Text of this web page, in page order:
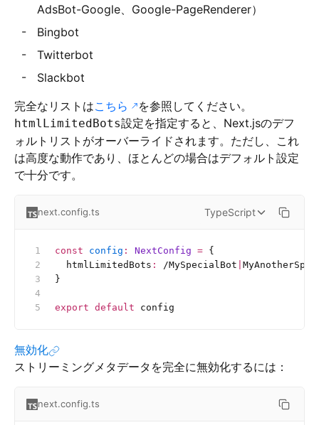
AdsBot-Google、Google-PageRenderer）
Bingbot
Twitterbot
Slackbot
完全なリストはこちら を参照してください。
htmlLimitedBots設定を指定すると、Next.jsのデフ
ォルトリストがオーバーライドされます。ただし、これ
は高度な動作であり、ほとんどの場合はデフォルト設定
で十分です。
next.config.ts TypeScript
const config : NextConfig = {
  htmlLimitedBots
: /MySpecialBot
}
export default config
無効化
ストリーミングメタデータを完全に無効化するには：
next.config.ts